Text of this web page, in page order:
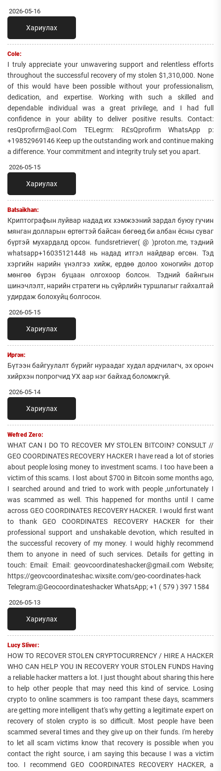
2026-05-16
Хариулах
Cole:
I truly appreciate your unwavering support and relentless efforts
throughout the successful recovery of my stolen $1,310,000. None
of this would have been possible without your professionalism,
dedication, and expertise. Working with such a skilled and
dependable individual was a great privilege, and I had full
confidence in your ability to deliver positive results. Contact:
resQprofirm@aol.Com TELegrm: R£sQprofirm WhatsApp p:
+19852969146 Keep up the outstanding work and continue making
a difference. Your commitment and integrity truly set you apart.
2026-05-15
Хариулах
Batsaikhan:
Криптографын луйвар надад их хэмжээний зардал буюу гучин
мянган долларын өртөгтэй байсан бөгөөд би албан ёсны суваг
бүртэй мухардалд орсон. fundsretriever( @ )proton.me, тэдний
whatsapp+16035121448 нь надад итгэл найдвар өгсөн. Тэд
хэргийн нарийн үнэлгээ хийж, ердөө долоо хоногийн дотор
мөнгөө бүрэн буцаан олгохоор болсон. Тэдний байнгын
шинэчлэлт, нарийн стратеги нь сүйрлийн туршлагыг гайхалтай
удирдаж болохуйц болгосон.
2026-05-15
Хариулах
Иргэн:
Бүтээн байгуулалт бүрийг нураадаг худал ардчилагч, эх оронч
хийрхэн попрогчид УХ аар нэг байхад боломжгүй.
2026-05-14
Хариулах
Wefred Zero:
WHAT CAN I DO TO RECOVER MY STOLEN BITCOIN? CONSULT //
GEO COORDINATES RECOVERY HACKER I have read a lot of stories
about people losing money to investment scams. I too have been a
victim of this scams. I lost about $700 in Bitcoin some months ago,
I searched around and tried to work with people ,unfortunately I
was scammed as well. This happened for months until I came
across GEO COORDINATES RECOVERY HACKER. I would first want
to thank GEO COORDINATES RECOVERY HACKER for their
professional support and unshakable devotion, which resulted in
the successful recovery of my money. I would highly recommend
them to anyone in need of such services. Details for getting in
touch: Email: Email: geovcoordinateshacker@gmail.com Website;
https://geovcoordinateshac.wixsite.com/geo-coordinates-hack
Telegram:@Geocoordinateshacker WhatsApp; +1 ( 579 ) 397 1584
2026-05-13
Хариулах
Lucy Sliver:
HOW TO RECOVER STOLEN CRYPTOCURRENCY / HIRE A HACKER
WHO CAN HELP YOU IN RECOVERY YOUR STOLEN FUNDS Having
a reliable hacker matters a lot. I just thought about sharing this here
to help other people that may need this kind of service. Losing
crypto to online scammers is too rampant these days, scammers
are getting more intelligent that's why getting a legitimate expert on
recovery of stolen crypto is so difficult. Most people have been
scammed several times and they give up on their funds. I'm hereby
to let all scam victims know that recovery is possible when you
contact the right source, i am saying this because I was a victim
too. I recommend GEO COORDINATES RECOVERY HACKER, a